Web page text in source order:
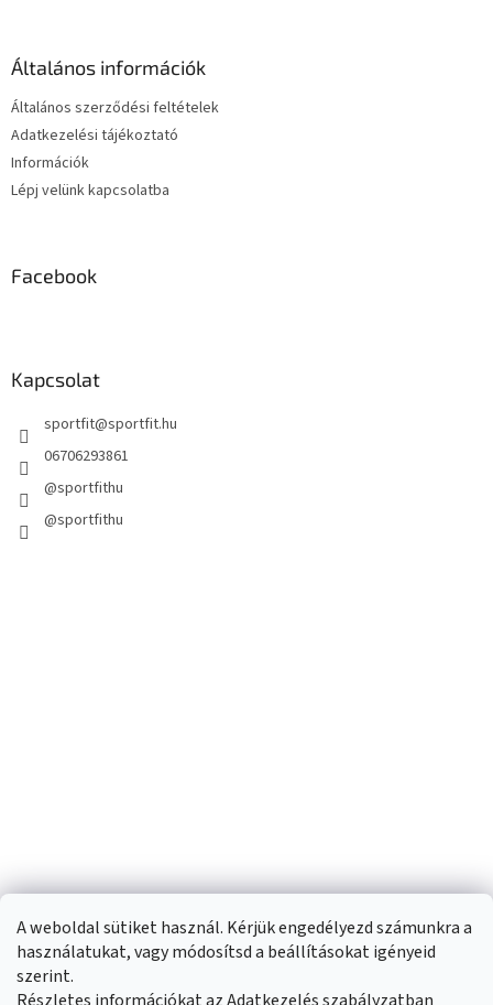
A weboldal sütiket használ. Kérjük engedélyezd számunkra a
használatukat, vagy módosítsd a beállításokat igényeid
szerint.
Általános információk
Általános szerződési feltételek
Adatkezelési tájékoztató
Információk
Lépj velünk kapcsolatba
Facebook
Kapcsolat
sportfit@sportfit.hu
06706293861
@sportfithu
@sportfithu